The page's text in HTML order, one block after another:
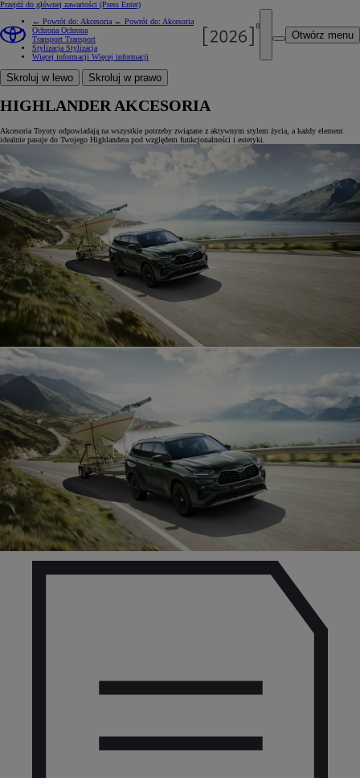
Przejdź do głównej zawartości (Press Enter)
Otwórz menu
← Powrót do: Akcesoria ← Powrót do: Akcesoria
Ochrona Ochrona
Transport Transport
Stylizacja Stylizacja
Więcej informacji Więcej informacji
Skroluj w lewo Skroluj w prawo
HIGHLANDER AKCESORIA
Akcesoria Toyoty odpowiadają na wszystkie potrzeby związane z aktywnym stylem życia, a każdy element
idealnie pasuje do Twojego Highlandera pod względem funkcjonalności i estetyki.